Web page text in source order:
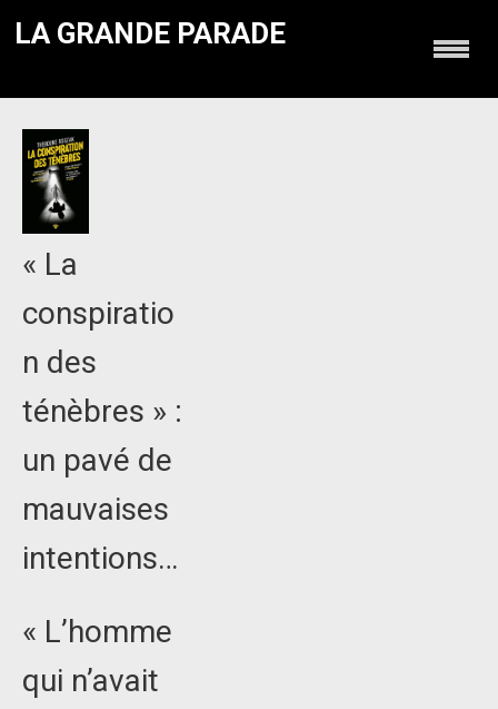
LA GRANDE PARADE
« La
conspiratio
n des
ténèbres » :
un pavé de
mauvaises
intentions…
« L’homme
qui n’avait